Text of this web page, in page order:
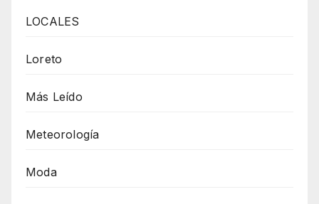
LOCALES
Loreto
Más Leído
Meteorología
Moda